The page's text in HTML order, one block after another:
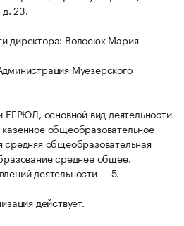
д. 23.
директора: Волосюк Мария
Муезерского
ЕГРЮЛ, основной вид деятельности
общеобразовательное
средняя общеобразовательная
среднее общее.
деятельности — 5.
действует.